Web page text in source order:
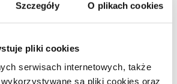
Szczegóły O plikach cookies
pliki cookies
serwisach internetowych, także
są pliki cookies oraz
Na stronie